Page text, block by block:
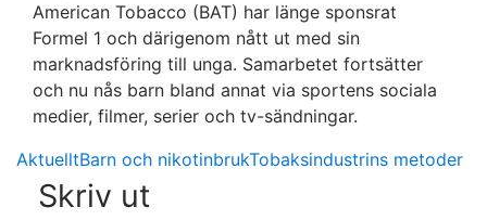
American Tobacco (BAT) har länge sponsrat
Formel 1 och därigenom nått ut med sin
marknadsföring till unga. Samarbetet fortsätter
och nu nås barn bland annat via sportens sociala
medier, filmer, serier och tv-sändningar.
AktuelltBarn och nikotinbrukTobaksindustrins metoder
Skriv ut